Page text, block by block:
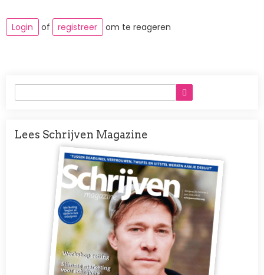
Login of registreer om te reageren
Lees Schrijven Magazine
Afbeelding